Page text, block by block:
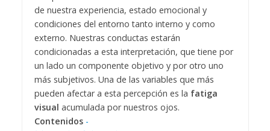
de nuestra experiencia, estado emocional y
condiciones del entorno tanto interno y como
externo. Nuestras conductas estarán
condicionadas a esta interpretación, que tiene por
un lado un componente objetivo y por otro uno
más subjetivos. Una de las variables que más
pueden afectar a esta percepción es la fatiga
visual acumulada por nuestros ojos.
Contenidos -